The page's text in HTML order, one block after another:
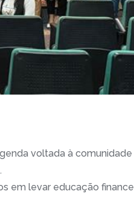
voltada à
em levar educação